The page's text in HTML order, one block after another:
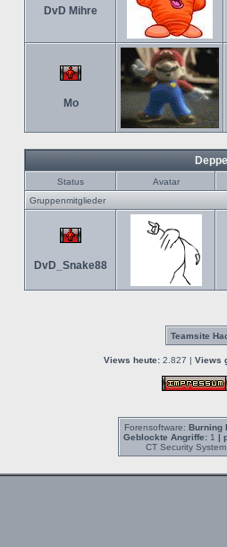
DvD Mihre
Mo
Status
Avatar
Gruppenmitglieder
DvD_Snake88
Teamsite
Views heute: 2.827 | Views
Forensoftware: Burning
Geblockte Angriffe:1 |
CT Security